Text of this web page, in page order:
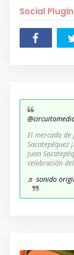
Social Plugin
El mercado
Sacatepéquez
Juan
celebración
♬ sonido